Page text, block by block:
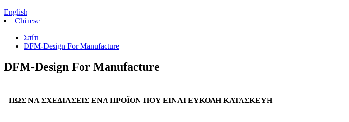
English
Chinese
Σπίτι
DFM-Design For Manufacture
DFM-Design For Manufacture
ΠΩΣ ΝΑ ΣΧΕΔΙΑΣΕΙΣ ΕΝΑ ΠΡΟΪΟΝ ΠΟΥ ΕΙΝΑΙ ΕΥΚΟΛΗ ΚΑΤΑΣΚΕΥΗ